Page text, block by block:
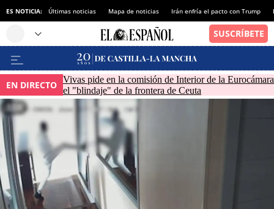
ES NOTICIA: Últimas noticias Mapa de noticias Irán enfría el pacto con Trump
EN DIRECTO Vivas pide en la comisión de Interior de la Eurocámara
el "blindaje" de la frontera de Ceuta